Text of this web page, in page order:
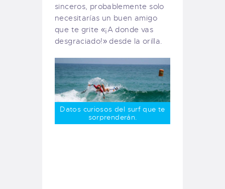
sinceros, probablemente solo
necesitarías un buen amigo
que te grite «¡A donde vas
desgraciado!» desde la orilla.
Datos curiosos del surf que te
sorprenderán.